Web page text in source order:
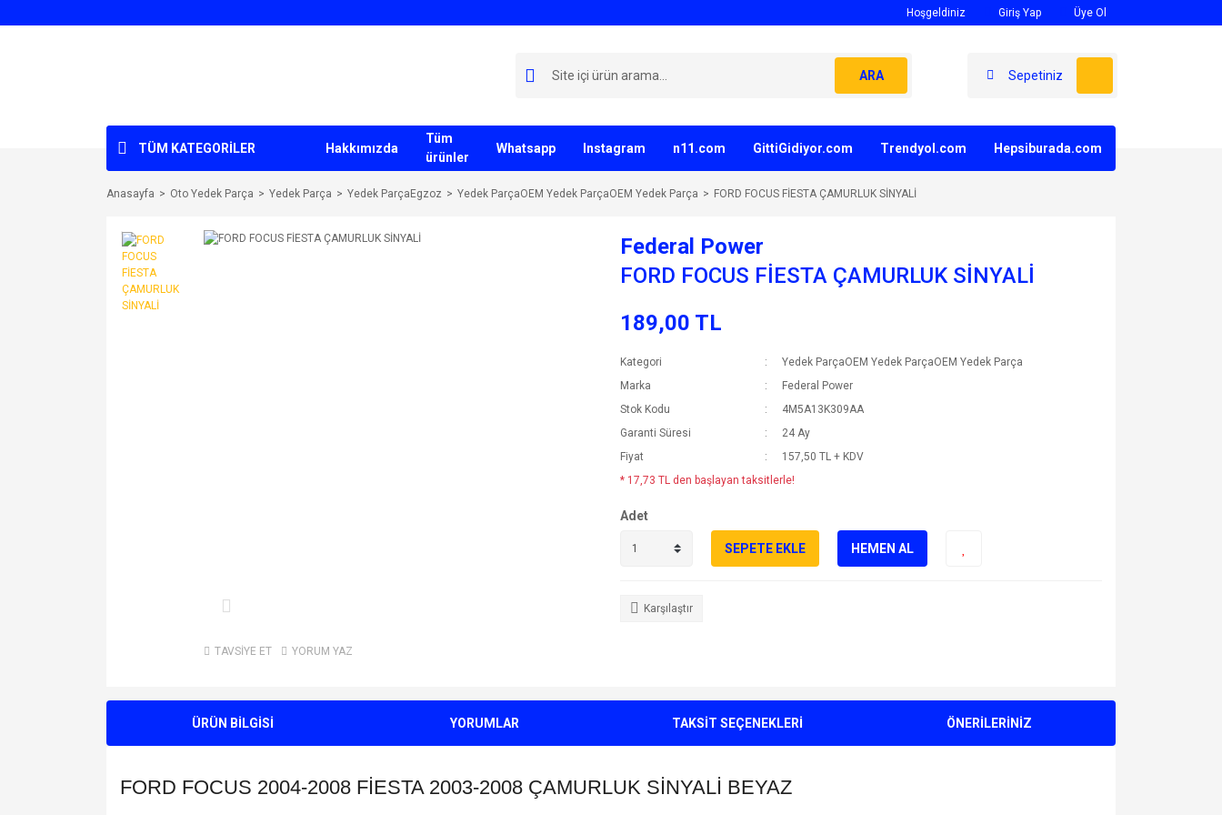
Hoşgeldiniz Giriş Yap Üye Ol
ARA Sepetiniz
TÜM KATEGORİLER Hakkımızda
Tüm
ürünler
Whatsapp Instagram n11.com GittiGidiyor.com Trendyol.com Hepsiburada.com
Anasayfa Oto Yedek Parça Yedek Parça Yedek ParçaEgzoz Yedek ParçaOEM Yedek ParçaOEM Yedek Parça FORD FOCUS FİESTA ÇAMURLUK SİNYALİ
TAVSİYE ET YORUM YAZ
Federal Power
FORD FOCUS FİESTA ÇAMURLUK SİNYALİ
189,00 TL
Kategori
Yedek ParçaOEM Yedek ParçaOEM Yedek Parça
Marka
Federal Power
Stok Kodu
4M5A13K309AA
Garanti Süresi
24 Ay
Fiyat
157,50 TL + KDV
* 17,73 TL den başlayan taksitlerle!
Adet
SEPETE EKLE HEMEN AL
Karşılaştır
ÜRÜN BİLGİSİ YORUMLAR TAKSİT SEÇENEKLERİ ÖNERİLERİNİZ
FORD FOCUS 2004-2008 FİESTA 2003-2008 ÇAMURLUK SİNYALİ BEYAZ